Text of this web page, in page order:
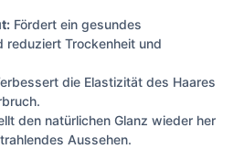
Fördert ein gesundes
reduziert Trockenheit und
die Elastizität des Haares
den natürlichen Glanz wieder her
Aussehen.